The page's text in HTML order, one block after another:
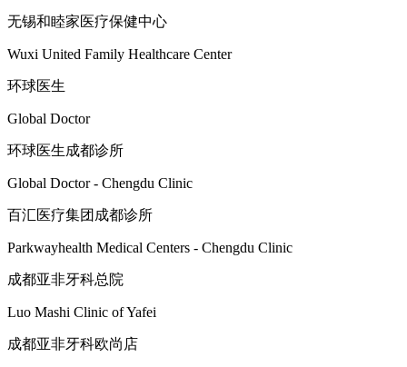
无锡和睦家医疗保健中心
Wuxi United Family Healthcare Center
环球医生
Global Doctor
环球医生成都诊所
Global Doctor - Chengdu Clinic
百汇医疗集团成都诊所
Parkwayhealth Medical Centers - Chengdu Clinic
成都亚非牙科总院
Luo Mashi Clinic of Yafei
成都亚非牙科欧尚店